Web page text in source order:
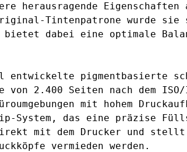
herausragende
Original-Tintenpatrone
dabei eine optimale
entwickelte pigmentbasierte
2.400 Seiten nach dem
mit hohem
das eine präzise
mit dem Drucker und
vermieden werden.